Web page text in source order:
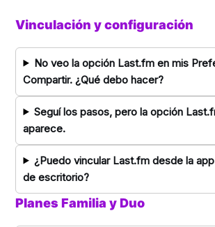
Vinculación y configuración
No veo la opción Last.fm en mis
Compartir. ¿Qué debo hacer?
Seguí los pasos, pero la opción
aparece.
¿Puedo vincular Last.fm desde la
de escritorio?
Planes Familia y Duo